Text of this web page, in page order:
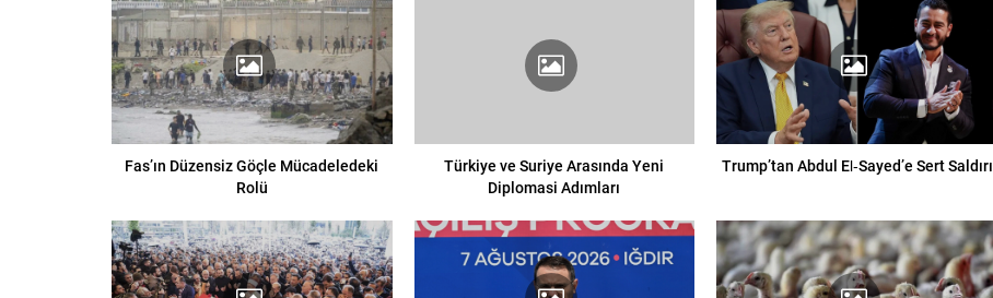
Fas’ın Düzensiz Göçle Mücadeledeki
Rolü
Türkiye ve Suriye Arasında Yeni
Diplomasi Adımları
Trump’tan Abdul El‑Sayed’e Sert Saldırı